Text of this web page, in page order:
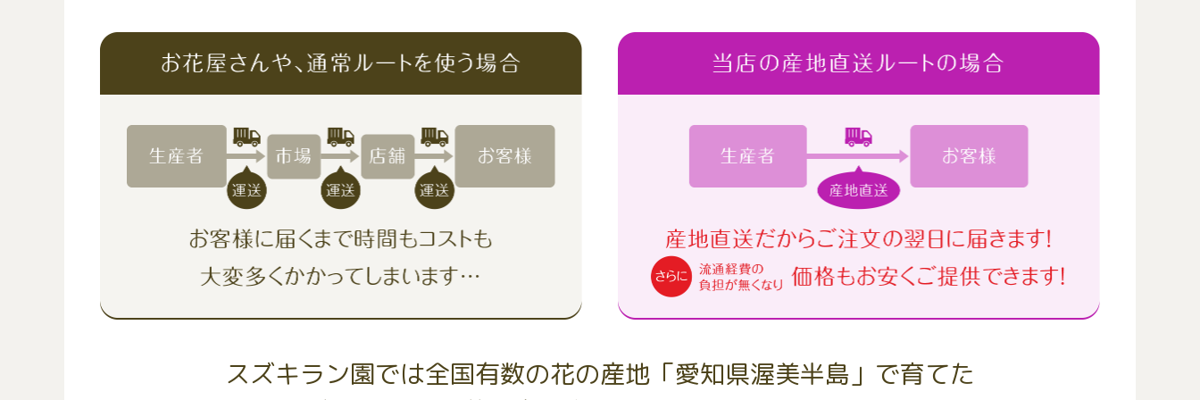
スズキラン園では全国有数の花の産地「愛知県渥美半島」で育てた